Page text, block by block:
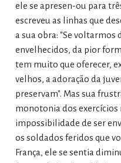
ele se apresen-ou para
escreveu as linhas que
a sua obra: "Se voltarmos
envelhecidos, da pior
tem muito que oferecer,
velhos, a adoração da
preservam". Mas sua
monotonia dos exercícios
impossibilidade de ser
os soldados feridos que
França, ele se sentia